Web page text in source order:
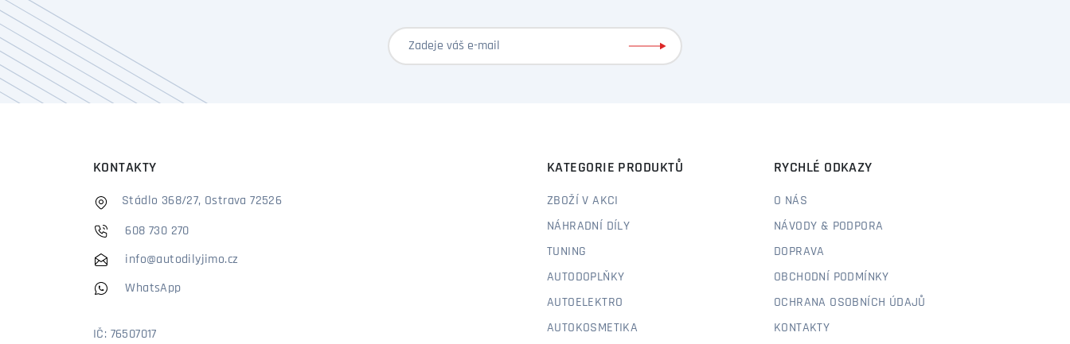
KONTAKTY
Stádlo 368/27, Ostrava 72526
608 730 270
info@autodilyjimo.cz
WhatsApp
IČ: 76507017
KATEGORIE PRODUKTŮ
ZBOŽÍ V AKCI
NÁHRADNÍ DÍLY
TUNING
AUTODOPLŇKY
AUTOELEKTRO
AUTOKOSMETIKA
RYCHLÉ ODKAZY
O NÁS
NÁVODY & PODPORA
DOPRAVA
OBCHODNÍ PODMÍNKY
OCHRANA OSOBNÍCH ÚDAJŮ
KONTAKTY